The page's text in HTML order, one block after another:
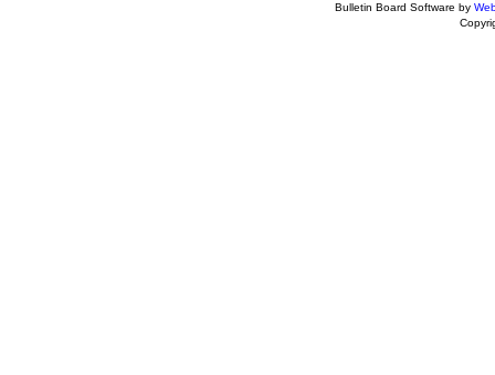
Bulletin Board Software by